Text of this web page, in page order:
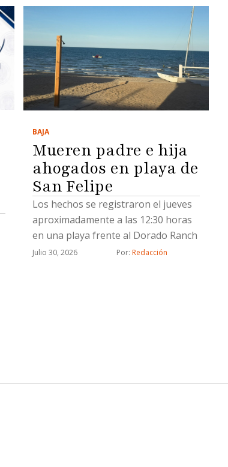
BAJA
Mueren padre e hija
ahogados en playa de
San Felipe
Los hechos se registraron el jueves
aproximadamente a las 12:30 horas
en una playa frente al Dorado Ranch
Julio 30, 2026 Por: Redacción